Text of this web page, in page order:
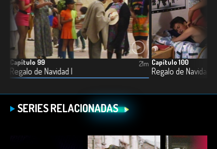
Capítulo 99
Regalo de Navidad I
21m Capítulo 100
Regalo de Navidad II
SERIES RELACIONADAS